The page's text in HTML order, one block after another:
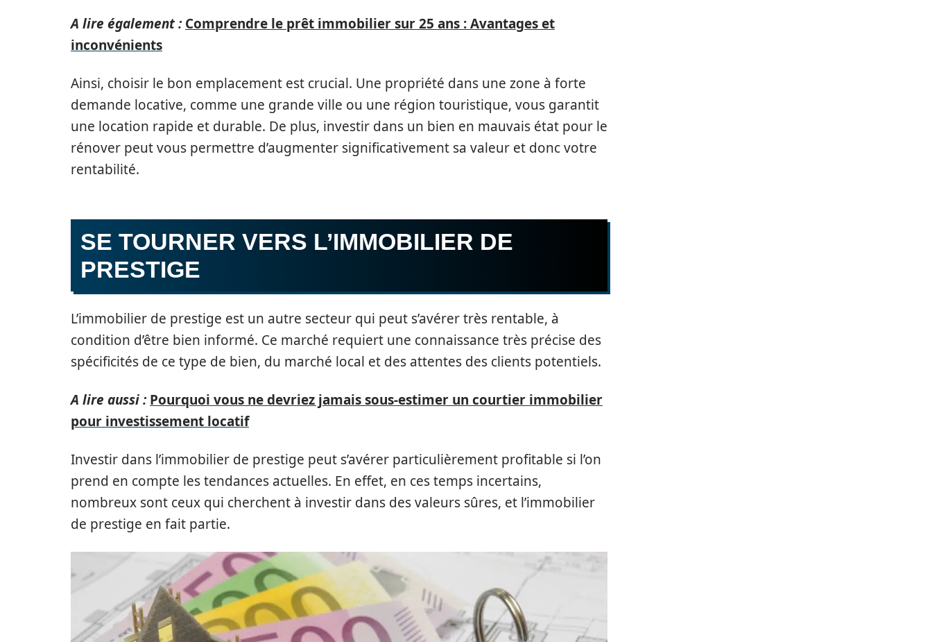
A lire également : Comprendre le prêt immobilier sur 25 ans : Avantages et
inconvénients
Ainsi, choisir le bon emplacement est crucial. Une propriété dans une zone à forte
demande locative, comme une grande ville ou une région touristique, vous garantit
une location rapide et durable. De plus, investir dans un bien en mauvais état pour le
rénover peut vous permettre d’augmenter significativement sa valeur et donc votre
rentabilité.
SE TOURNER VERS L’IMMOBILIER DE
PRESTIGE
L’immobilier de prestige est un autre secteur qui peut s’avérer très rentable, à
condition d’être bien informé. Ce marché requiert une connaissance très précise des
spécificités de ce type de bien, du marché local et des attentes des clients potentiels.
A lire aussi : Pourquoi vous ne devriez jamais sous-estimer un courtier immobilier
pour investissement locatif
Investir dans l’immobilier de prestige peut s’avérer particulièrement profitable si l’on
prend en compte les tendances actuelles. En effet, en ces temps incertains,
nombreux sont ceux qui cherchent à investir dans des valeurs sûres, et l’immobilier
de prestige en fait partie.